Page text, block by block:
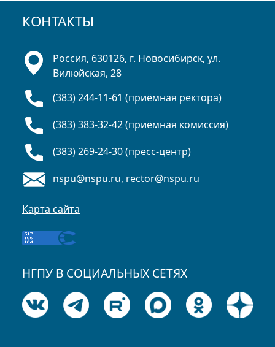
КОНТАКТЫ
Россия, 630126, г. Новосибирск, ул.
Вилюйская, 28
(383) 244-11-61 (приёмная ректора)
(383) 383-32-42 (приёмная комиссия)
(383) 269-24-30 (пресс-центр)
nspu@nspu.ru, rector@nspu.ru
Карта сайта
НГПУ В СОЦИАЛЬНЫХ СЕТЯХ